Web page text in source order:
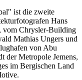
ist die zweite
Hans
vom Chrysler-Building
Mathias Ungers und
von Abu
der Metropole Jemens,
im Bergischen Land